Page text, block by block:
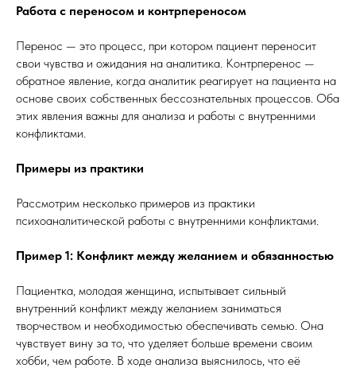
Работа с переносом и контрпереносом
Перенос — это процесс, при котором пациент переносит
свои чувства и ожидания на аналитика. Контрперенос —
обратное явление, когда аналитик реагирует на пациента на
основе своих собственных бессознательных процессов. Оба
этих явления важны для анализа и работы с внутренними
конфликтами.
Примеры из практики
Рассмотрим несколько примеров из практики
психоаналитической работы с внутренними конфликтами.
Пример 1: Конфликт между желанием и обязанностью
Пациентка, молодая женщина, испытывает сильный
внутренний конфликт между желанием заниматься
творчеством и необходимостью обеспечивать семью. Она
чувствует вину за то, что уделяет больше времени своим
хобби, чем работе. В ходе анализа выяснилось, что её